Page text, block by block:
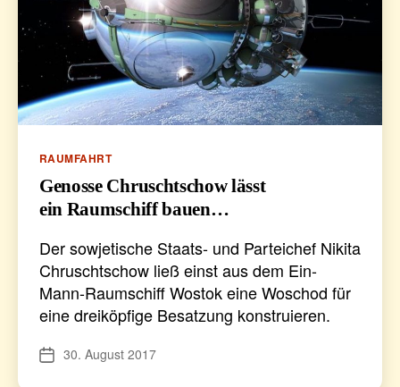
Kategorien
RAUMFAHRT
Genosse Chruschtschow lässt
ein Raumschiff bauen…
Der sowjetische Staats- und Parteichef Nikita
Chruschtschow ließ einst aus dem Ein-
Mann-Raumschiff Wostok eine Woschod für
eine dreiköpfige Besatzung konstruieren.
Veröffentlichungsdatum
30. August 2017